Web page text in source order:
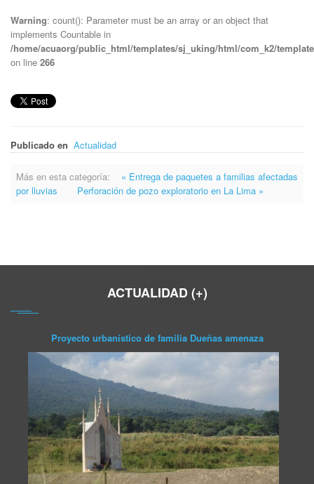
Warning: count(): Parameter must be an array or an object that
implements Countable in
/home/acuaorg/public_html/templates/sj_uking/html/com_k2/
on line 266
Publicado en Actualidad
Más en esta categoría:
« Entrega de paquetes a familias afectadas
por lluvias
Perforación de pozo exploratorio en La Lima »
ACTUALIDAD (+)
Proyecto urbanístico de familia Dueñas amenaza